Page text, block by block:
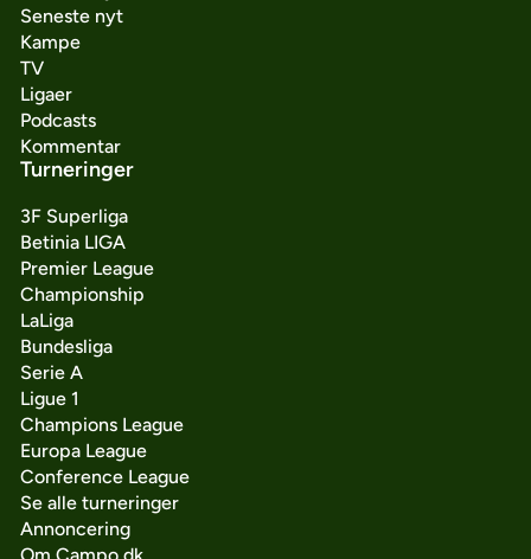
Seneste nyt
Kampe
TV
Ligaer
Podcasts
Kommentar
Turneringer
3F Superliga
Betinia LIGA
Premier League
Championship
LaLiga
Bundesliga
Serie A
Ligue 1
Champions League
Europa League
Conference League
Se alle turneringer
Annoncering